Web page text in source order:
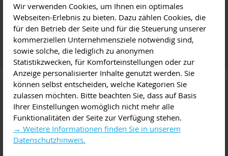
Wir verwenden Cookies, um Ihnen ein optimales
Webseiten-Erlebnis zu bieten. Dazu zählen Cookies, die
für den Betrieb der Seite und für die Steuerung unserer
kommerziellen Unternehmensziele notwendig sind,
sowie solche, die lediglich zu anonymen
Statistikzwecken, für Komforteinstellungen oder zur
Anzeige personalisierter Inhalte genutzt werden. Sie
können selbst entscheiden, welche Kategorien Sie
zulassen möchten. Bitte beachten Sie, dass auf Basis
Ihrer Einstellungen womöglich nicht mehr alle
Funktionalitäten der Seite zur Verfügung stehen.
→ Weitere Informationen finden Sie in unserem
Datenschutzhinweis.
Online-Wegweiser